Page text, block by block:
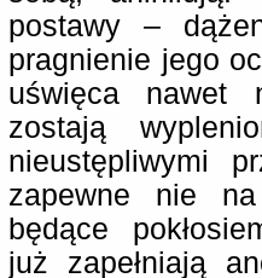
postawy –
pragnienie jego
uświęca nawet
zostają
nieustępliwymi
zapewne nie
będące
już zapełniają